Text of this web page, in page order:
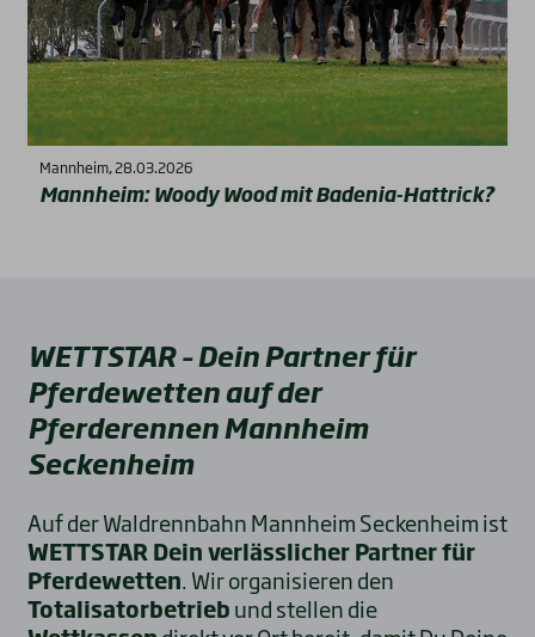
Mannheim, 28.03.2026
Mann­heim: Woo­dy Wood mit Bade­nia-Hat­trick?
WETTSTAR – Dein Partner für
Pferdewetten auf der
Pferderennen Mannheim
Seckenheim
Auf der Waldrennbahn Mannheim Seckenheim ist
WETTSTAR Dein verlässlicher Partner für
Pferdewetten. Wir organisieren den
Totalisatorbetriebund stellen die